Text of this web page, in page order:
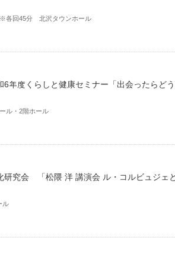
各回45分 北沢タウンホール
年度くらしと健康セミナー「出会ったらどう
ル・2階ホール
究会 「松隈 洋 講演会 ル・コルビュジェ
ル